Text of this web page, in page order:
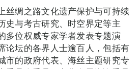
丝绸之路文化遗产保护与可持续
史与考古研究、时空界定等主
多位权威专家学者发表专题演
论坛的各界人士逾百人，包括有
市的政府代表、海丝主题研究专